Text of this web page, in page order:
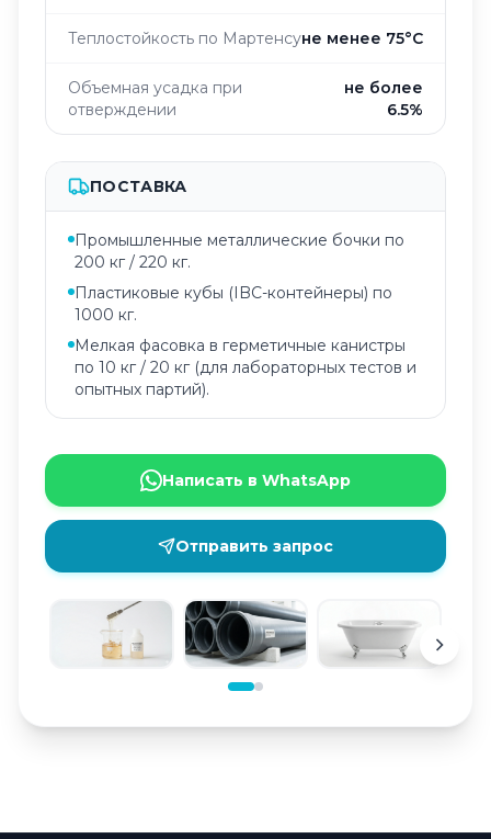
Теплостойкость по Мартенсуне менее 75°C
Объемная усадка при
отверждении
не более
6.5%
ПОСТАВКА
Промышленные металлические бочки по
200 кг / 220 кг.
Пластиковые кубы (IBC-контейнеры) по
1000 кг.
Мелкая фасовка в герметичные канистры
по 10 кг / 20 кг (для лабораторных тестов и
опытных партий).
Написать в WhatsApp
Отправить запрос